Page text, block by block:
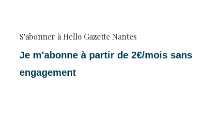
S'abonner à Hello Gazette Nantes
Je m'abonne à partir de 2€/mois sans
engagement